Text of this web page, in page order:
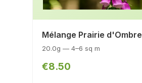
Mélange Prairie d'Ombre
20.0g — 4–6 sq m
€8.50